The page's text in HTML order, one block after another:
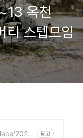
옥천
리 스텝모임
20297
광고